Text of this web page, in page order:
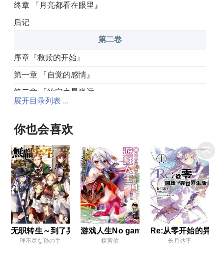
终章 『月亮都看在眼里』
后记
第二卷
序章『救赎的开始』
第一章 『自觉的感情』
第二章 『约定之晨尚远』
第四章 『薄暮之时的捉迷藏』
后记
第三卷
第一章 『菜月·昴重新开始』
第二章 『哭过喊过就会停止哭泣』
第三章 『勇气的意义』
展开目录列表 ...
你也会喜欢
无职转生～到了异世界就拿出真本事～
理不尽な孙の手
游戏人生No game No life
榎宫佑
Re:从零开始的异
长月达平